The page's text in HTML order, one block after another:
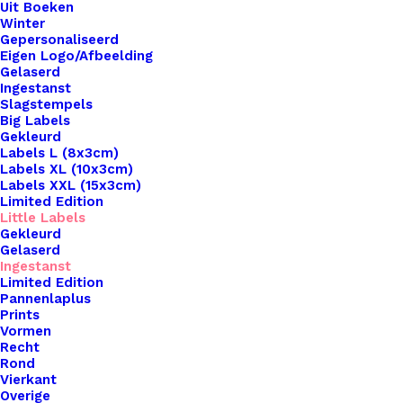
Uit Boeken
Winter
Gepersonaliseerd
Eigen Logo/Afbeelding
Gelaserd
Ingestanst
Slagstempels
Big Labels
Gekleurd
Labels L (8x3cm)
Labels XL (10x3cm)
Labels XXL (15x3cm)
Limited Edition
Little Labels
Gekleurd
Gelaserd
Ingestanst
Limited Edition
Pannenlaplus
Prints
Vormen
Recht
Rond
Vierkant
Overige
Home
Little Label My